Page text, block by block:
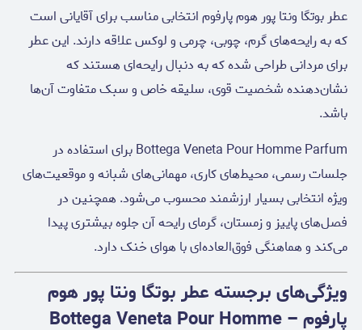
عطر بوتگا ونتا پور هوم پارفوم انتخابی مناسب برای آقایانی است
که به رایحه‌های گرم، چوبی، چرمی و لوکس علاقه دارند. این عطر
برای مردانی طراحی شده که به دنبال رایحه‌ای هستند که
نشان‌دهنده شخصیت قوی، سلیقه خاص و سبک متفاوت آن‌ها
باشد.
Bottega Veneta Pour Homme Parfum برای استفاده در
جلسات رسمی، محیط‌های کاری، مهمانی‌های شبانه و موقعیت‌های
ویژه انتخابی بسیار ارزشمند محسوب می‌شود. همچنین در
فصل‌های پاییز و زمستان، گرمای رایحه آن جلوه بیشتری پیدا
می‌کند و هماهنگی فوق‌العاده‌ای با هوای خنک دارد.
ویژگی‌های برجسته عطر بوتگا ونتا پور هوم
پارفوم – Bottega Veneta Pour Homme